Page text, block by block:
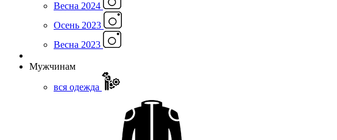
Весна 2024
Осень 2023
Весна 2023
Мужчинам
вся одежда